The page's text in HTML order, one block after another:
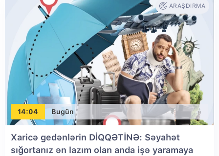
14:04 Bugün
ARAŞDIRMA
Xaricə gedənlərin DİQQƏTİNƏ: Səyahət
sığortanız ən lazım olan anda işə yaramaya